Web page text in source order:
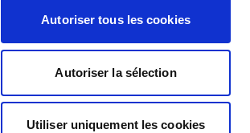
Autoriser tous les cookies
Autoriser la sélection
Utiliser uniquement les cookies